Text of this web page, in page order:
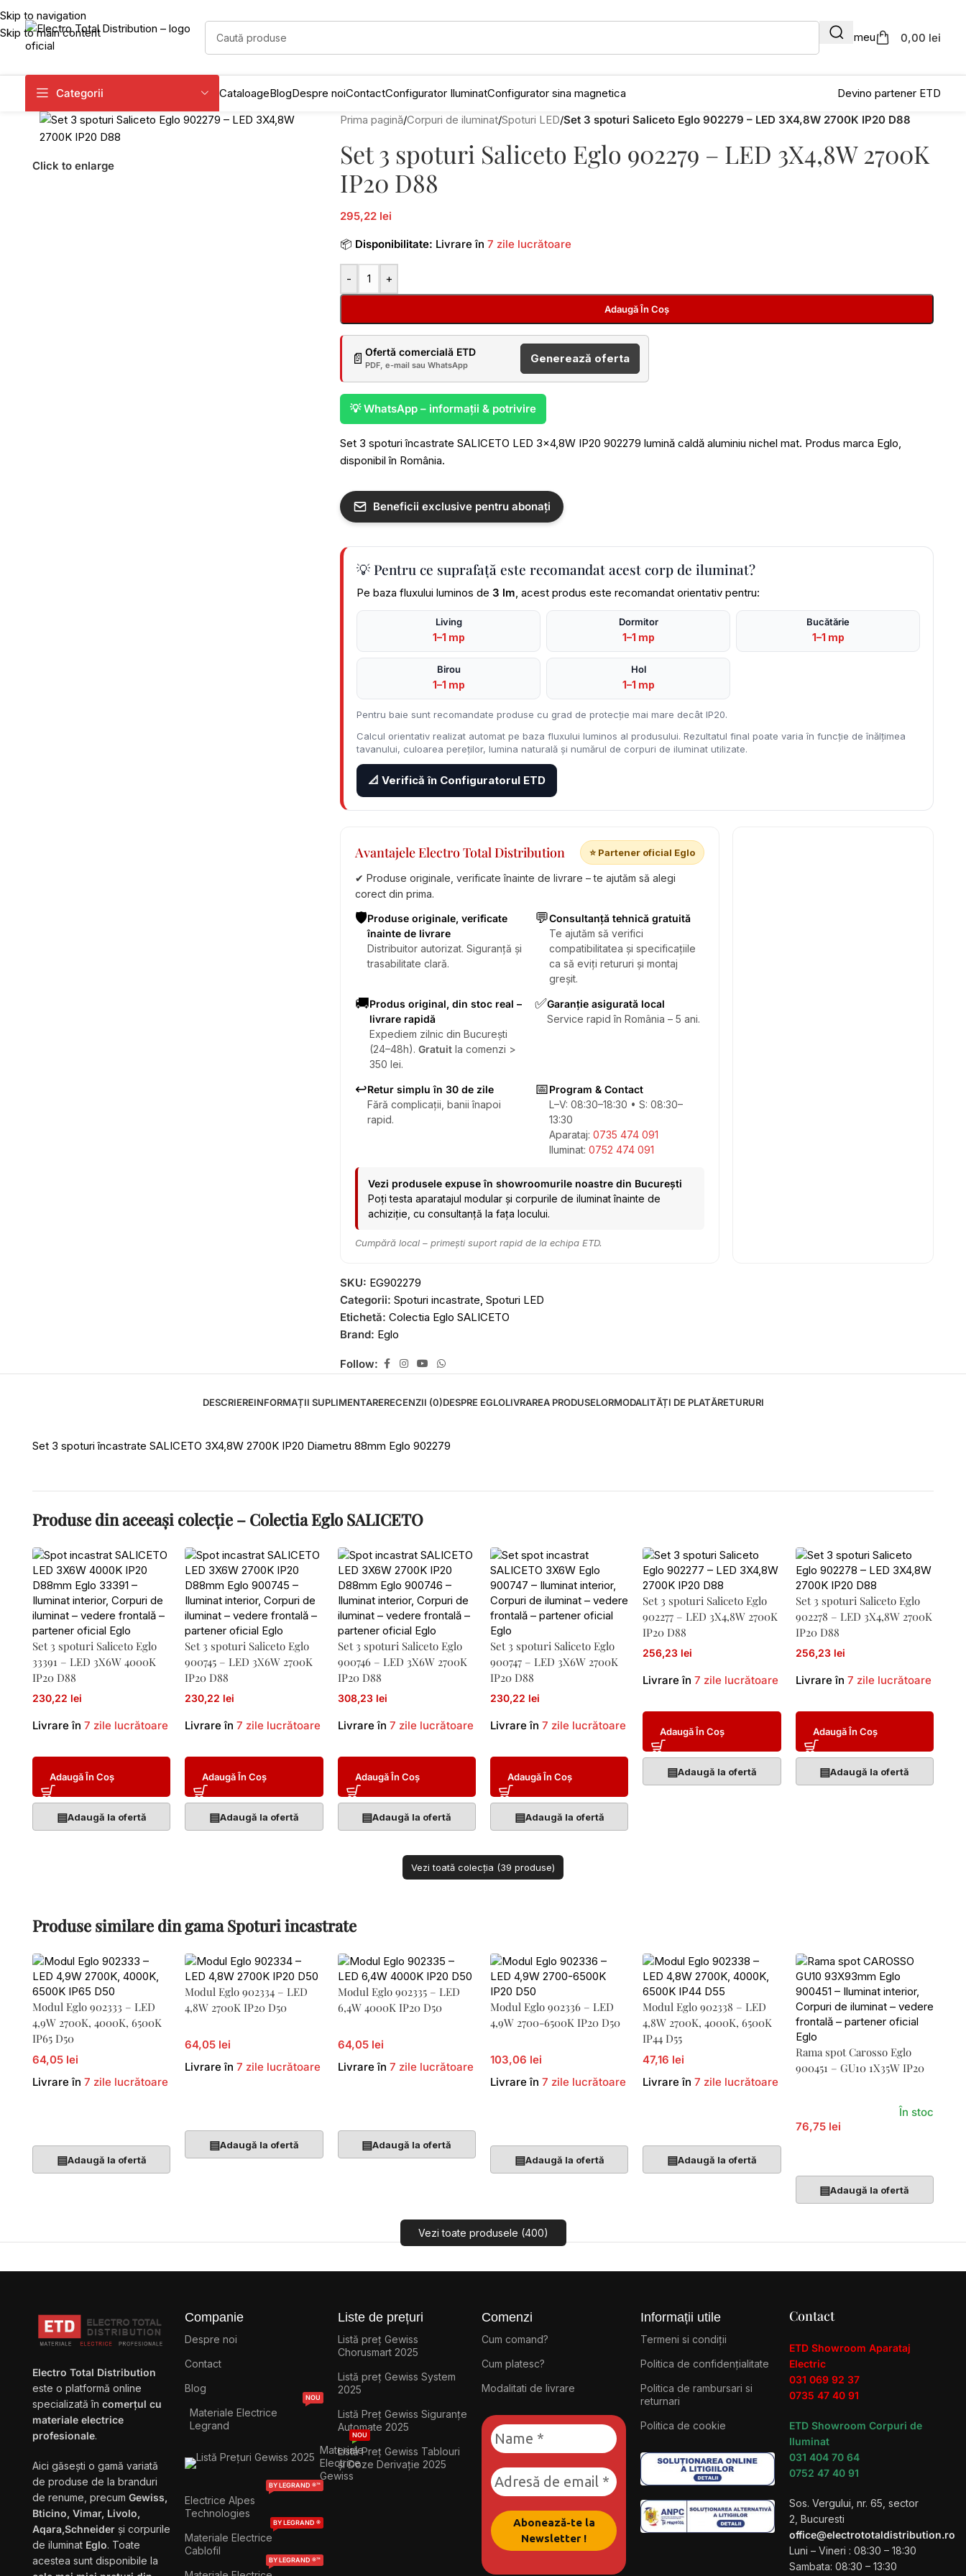
Skip to navigation
Skip to main content
Contul meu 0,00 lei
Categorii CataloageBlogDespre noiContactConfigurator IluminatConfigurator sina magnetica Devino partener ETD
Click to enlarge
Prima pagină/Corpuri de iluminat/Spoturi LED/Set 3 spoturi Saliceto Eglo 902279 – LED 3X4,8W 2700K IP20 D88
Set 3 spoturi Saliceto Eglo 902279 – LED 3X4,8W 2700K
IP20 D88
295,22 lei
📦 Disponibilitate: Livrare în 7 zile lucrătoare
- +
Adaugă În Coș
📄 Ofertă comercială ETD
PDF, e-mail sau WhatsApp Generează oferta
💡 WhatsApp – informații & potrivire
Set 3 spoturi încastrate SALICETO LED 3×4,8W IP20 902279 lumină caldă aluminiu nichel mat. Produs marca Eglo,
disponibil în România.
Beneficii exclusive pentru abonați
💡 Pentru ce suprafață este recomandat acest corp de iluminat?
Pe baza fluxului luminos de 3 lm, acest produs este recomandat orientativ pentru:
Living
1–1 mp
Dormitor
1–1 mp
Bucătărie
1–1 mp
Birou
1–1 mp
Hol
1–1 mp
Pentru baie sunt recomandate produse cu grad de protecție mai mare decât IP20.
Calcul orientativ realizat automat pe baza fluxului luminos al produsului. Rezultatul final poate varia în funcție de înălțimea
tavanului, culoarea pereților, lumina naturală și numărul de corpuri de iluminat utilizate.
📐 Verifică în Configuratorul ETD
Avantajele Electro Total Distribution ⭐ Partener oficial Eglo
✔ Produse originale, verificate înainte de livrare – te ajutăm să alegi
corect din prima.
🛡️Produse originale, verificate
înainte de livrare
Distribuitor autorizat. Siguranță și
trasabilitate clară.
💬Consultanță tehnică gratuită
Te ajutăm să verifici
compatibilitatea și specificațiile
ca să eviți retururi și montaj
greșit.
🚚Produs original, din stoc real –
livrare rapidă
Expediem zilnic din București
(24–48h). Gratuit la comenzi >
350 lei.
✅Garanție asigurată local
Service rapid în România – 5 ani.
↩️Retur simplu în 30 de zile
Fără complicații, banii înapoi
rapid.
📅Program & Contact
L–V: 08:30–18:30 • S: 08:30–
13:30
Aparataj: 0735 474 091
Iluminat: 0752 474 091
Vezi produsele expuse în showroomurile noastre din București
Poți testa aparatajul modular și corpurile de iluminat înainte de
achiziție, cu consultanță la fața locului.
Cumpără local – primești suport rapid de la echipa ETD.
SKU: EG902279
Categorii: Spoturi incastrate, Spoturi LED
Etichetă: Colectia Eglo SALICETO
Brand: Eglo
Follow:
DESCRIEREINFORMAȚII SUPLIMENTARERECENZII (0)DESPRE EGLOLIVRAREA PRODUSELORMODALITĂȚI DE PLATĂRETURURI
Set 3 spoturi încastrate SALICETO 3X4,8W 2700K IP20 Diametru 88mm Eglo 902279
Produse din aceeași colecție – Colectia Eglo SALICETO
Set 3 spoturi Saliceto Eglo
33391 – LED 3X6W 4000K
IP20 D88
230,22 lei
Livrare în 7 zile lucrătoare
Adaugă În Coș
▤Adaugă la ofertă
Set 3 spoturi Saliceto Eglo
900745 – LED 3X6W 2700K
IP20 D88
230,22 lei
Livrare în7 zile lucrătoare
Adaugă În Coș
▤Adaugă la ofertă
Set 3 spoturi Saliceto Eglo
900746 – LED 3X6W 2700K
IP20 D88
308,23 lei
Livrare în 7 zile lucrătoare
Adaugă În Coș
▤Adaugă la ofertă
Set 3 spoturi Saliceto Eglo
900747 – LED 3X6W 2700K
IP20 D88
230,22 lei
Livrare în 7 zile lucrătoare
Adaugă În Coș
▤Adaugă la ofertă
Set 3 spoturi Saliceto Eglo
902277 – LED 3X4,8W 2700K
IP20 D88
256,23 lei
Livrare în7 zile lucrătoare
Adaugă În Coș
▤Adaugă la ofertă
Set 3 spoturi Saliceto Eglo
902278 – LED 3X4,8W 2700K
IP20 D88
256,23 lei
Livrare în 7 zile lucrătoare
Adaugă În Coș
▤Adaugă la ofertă
Vezi toată colecția (39 produse)
Produse similare din gama Spoturi incastrate
Modul Eglo 902333 – LED
4,9W 2700K, 4000K, 6500K
IP65 D50
64,05 lei
Livrare în 7 zile lucrătoare
▤Adaugă la ofertă
Modul Eglo 902334 – LED
4,8W 2700K IP20 D50
64,05 lei
Livrare în7 zile lucrătoare
▤Adaugă la ofertă
Modul Eglo 902335 – LED
6,4W 4000K IP20 D50
64,05 lei
Livrare în 7 zile lucrătoare
▤Adaugă la ofertă
Modul Eglo 902336 – LED
4,9W 2700-6500K IP20 D50
103,06 lei
Livrare în 7 zile lucrătoare
▤Adaugă la ofertă
Modul Eglo 902338 – LED
4,8W 2700K, 4000K, 6500K
IP44 D55
47,16 lei
Livrare în7 zile lucrătoare
▤Adaugă la ofertă
Rama spot Carosso Eglo
900451 – GU10 1X35W IP20
76,75 lei
În stoc
▤Adaugă la ofertă
Vezi toate produsele (400)
Electro Total Distribution
este o platformă online
specializată în comerțul cu
materiale electrice
profesionale.
Aici găsești o gamă variată
de produse de la branduri
de renume, precum Gewiss,
Bticino, Vimar, Livolo,
Aqara,Schneider și corpurile
de iluminat Eglo. Toate
acestea sunt disponibile la
Companie
Despre noi
Contact
Blog
Materiale Electrice
Legrand
NOU
Materiale
Electrice
Gewiss
NOU
Electrice Alpes
Technologies
BY LEGRAND ®™
Materiale Electrice
Cablofil
BY LEGRAND ®
BY LEGRAND ®™
Liste de prețuri
Listă preț Gewiss
Chorusmart 2025
Listă preț Gewiss System
2025
Listă Preț Gewiss Siguranțe
Automate 2025
Listă Preț Gewiss Tablouri
și Doze Derivație 2025
Comenzi
Cum comand?
Cum platesc?
Modalitati de livrare
Informații utile
Termeni si condiții
Politica de confidențialitate
Politica de rambursari si
returnari
Politica de cookie
Contact
ETD Showroom Aparataj
Electric
031 069 92 37
0735 47 40 91
ETD Showroom Corpuri de
Iluminat
031 404 70 64
0752 47 40 91
Sos. Vergului, nr. 65, sector
2, Bucuresti
office@electrototaldistribution.ro
Luni – Vineri : 08:30 – 18:30
Sambata: 08:30 – 13:30